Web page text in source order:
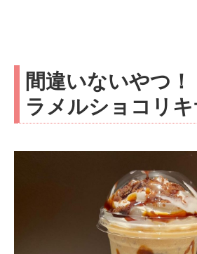
間違いないやつ！
ラメルショコリキ